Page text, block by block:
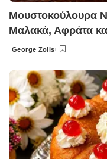
Μουστοκούλουρα
Μαλακά, Αφράτα
Posted
George Zolis